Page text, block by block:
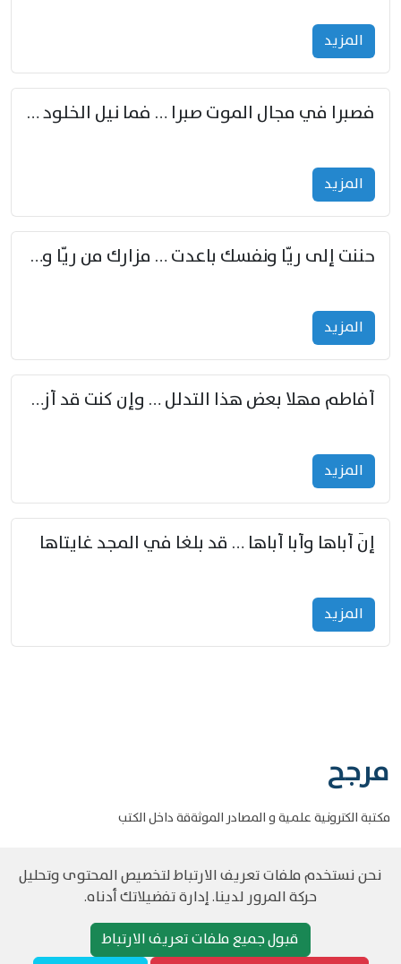
المزید
فصبرا في مجال الموت صبرا … فما نيل الخلود بمستطاع
المزید
حننت إلى ريّا ونفسك باعدت … مزارك من ريّا وشعباكما معا
المزید
أفاطم مهلا بعض هذا التدلل … وإن كنت قد أزمعت صرمي فأجملي
المزید
إنّ أباها وأبا أباها … قد بلغا في المجد غايتاها
المزید
مرجح
مكتبة الكترونية علمية و المصادر الموثةقة داخل الكتب
حقوق الطبع والنشر مرجح جميع الحقوق محفوظةسياسة و الخصوصية
نحن نستخدم ملفات تعريف الارتباط لتخصيص المحتوى وتحليل
حركة المرور لدينا. إدارة تفضيلاتك أدناه.
قبول جميع ملفات تعريف الارتباط